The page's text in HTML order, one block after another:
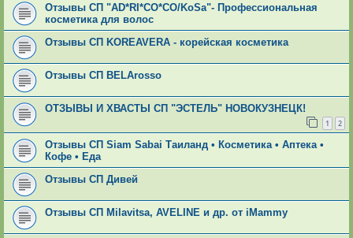
Отзывы СП "AD*RI*CO*CO/KoSa"- Профессиональная
косметика для волос
Отзывы СП KOREAVERA - корейская косметика
Отзывы СП ВЕLАrosso
ОТЗЫВЫ И ХВАСТЫ СП "ЭСТЕЛЬ" НОВОКУЗНЕЦК!
1 2
Отзывы СП Siam Sabai Таиланд • Косметика • Аптека •
Кофе • Еда
Отзывы СП Дивей
Отзывы СП Мilavitsа, AVELINE и др. от iMammy